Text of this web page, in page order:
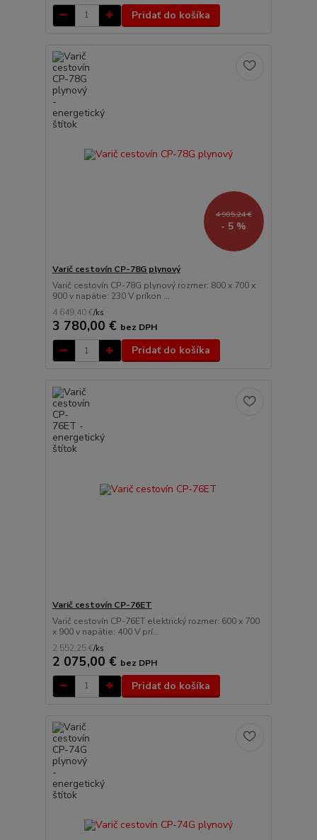
Pridať do košíka
4 905,24 €
- 5 %
Varič cestovín CP-78G plynový
Varič cestovín CP-78G plynový rozmer: 800 x 700 x
900 v napätie: 230 V príkon ...
4 649,40 €/ks
3 780,00 € bez DPH
Pridať do košíka
Varič cestovín CP-76ET
Varič cestovín CP-76ET elektrický rozmer: 600 x 700
x 900 v napätie: 400 V prí...
2 552,25 €/ks
2 075,00 € bez DPH
Pridať do košíka